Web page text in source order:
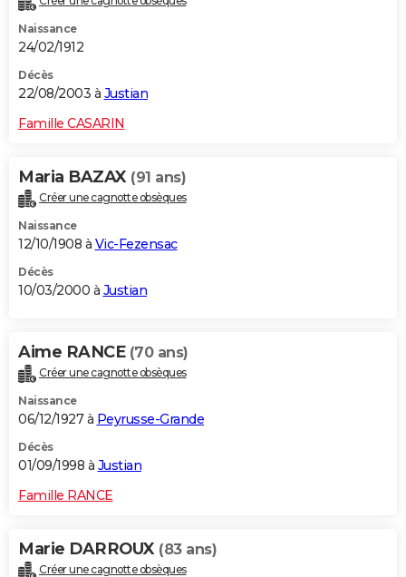
Naissance
24/02/1912
Décès
22/08/2003 à Justian
Famille CASARIN
Maria BAZAX (91 ans)
Créer une cagnotte obsèques
Naissance
12/10/1908 à Vic-Fezensac
Décès
10/03/2000 à Justian
Aime RANCE (70 ans)
Créer une cagnotte obsèques
Naissance
06/12/1927 à Peyrusse-Grande
Décès
01/09/1998 à Justian
Famille RANCE
Marie DARROUX (83 ans)
Créer une cagnotte obsèques